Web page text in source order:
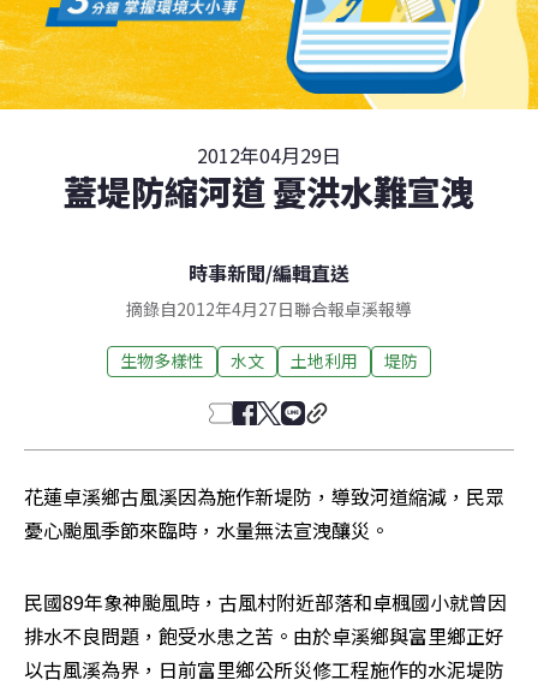
2012年04月29日
蓋堤防縮河道 憂洪水難宣洩
時事新聞/編輯直送
摘錄自2012年4月27日聯合報卓溪報導
生物多樣性 水文 土地利用 堤防
花蓮卓溪鄉古風溪因為施作新堤防，導致河道縮減，民眾
憂心颱風季節來臨時，水量無法宣洩釀災。
民國89年象神颱風時，古風村附近部落和卓楓國小就曾因
排水不良問題，飽受水患之苦。由於卓溪鄉與富里鄉正好
以古風溪為界，日前富里鄉公所災修工程施作的水泥堤防